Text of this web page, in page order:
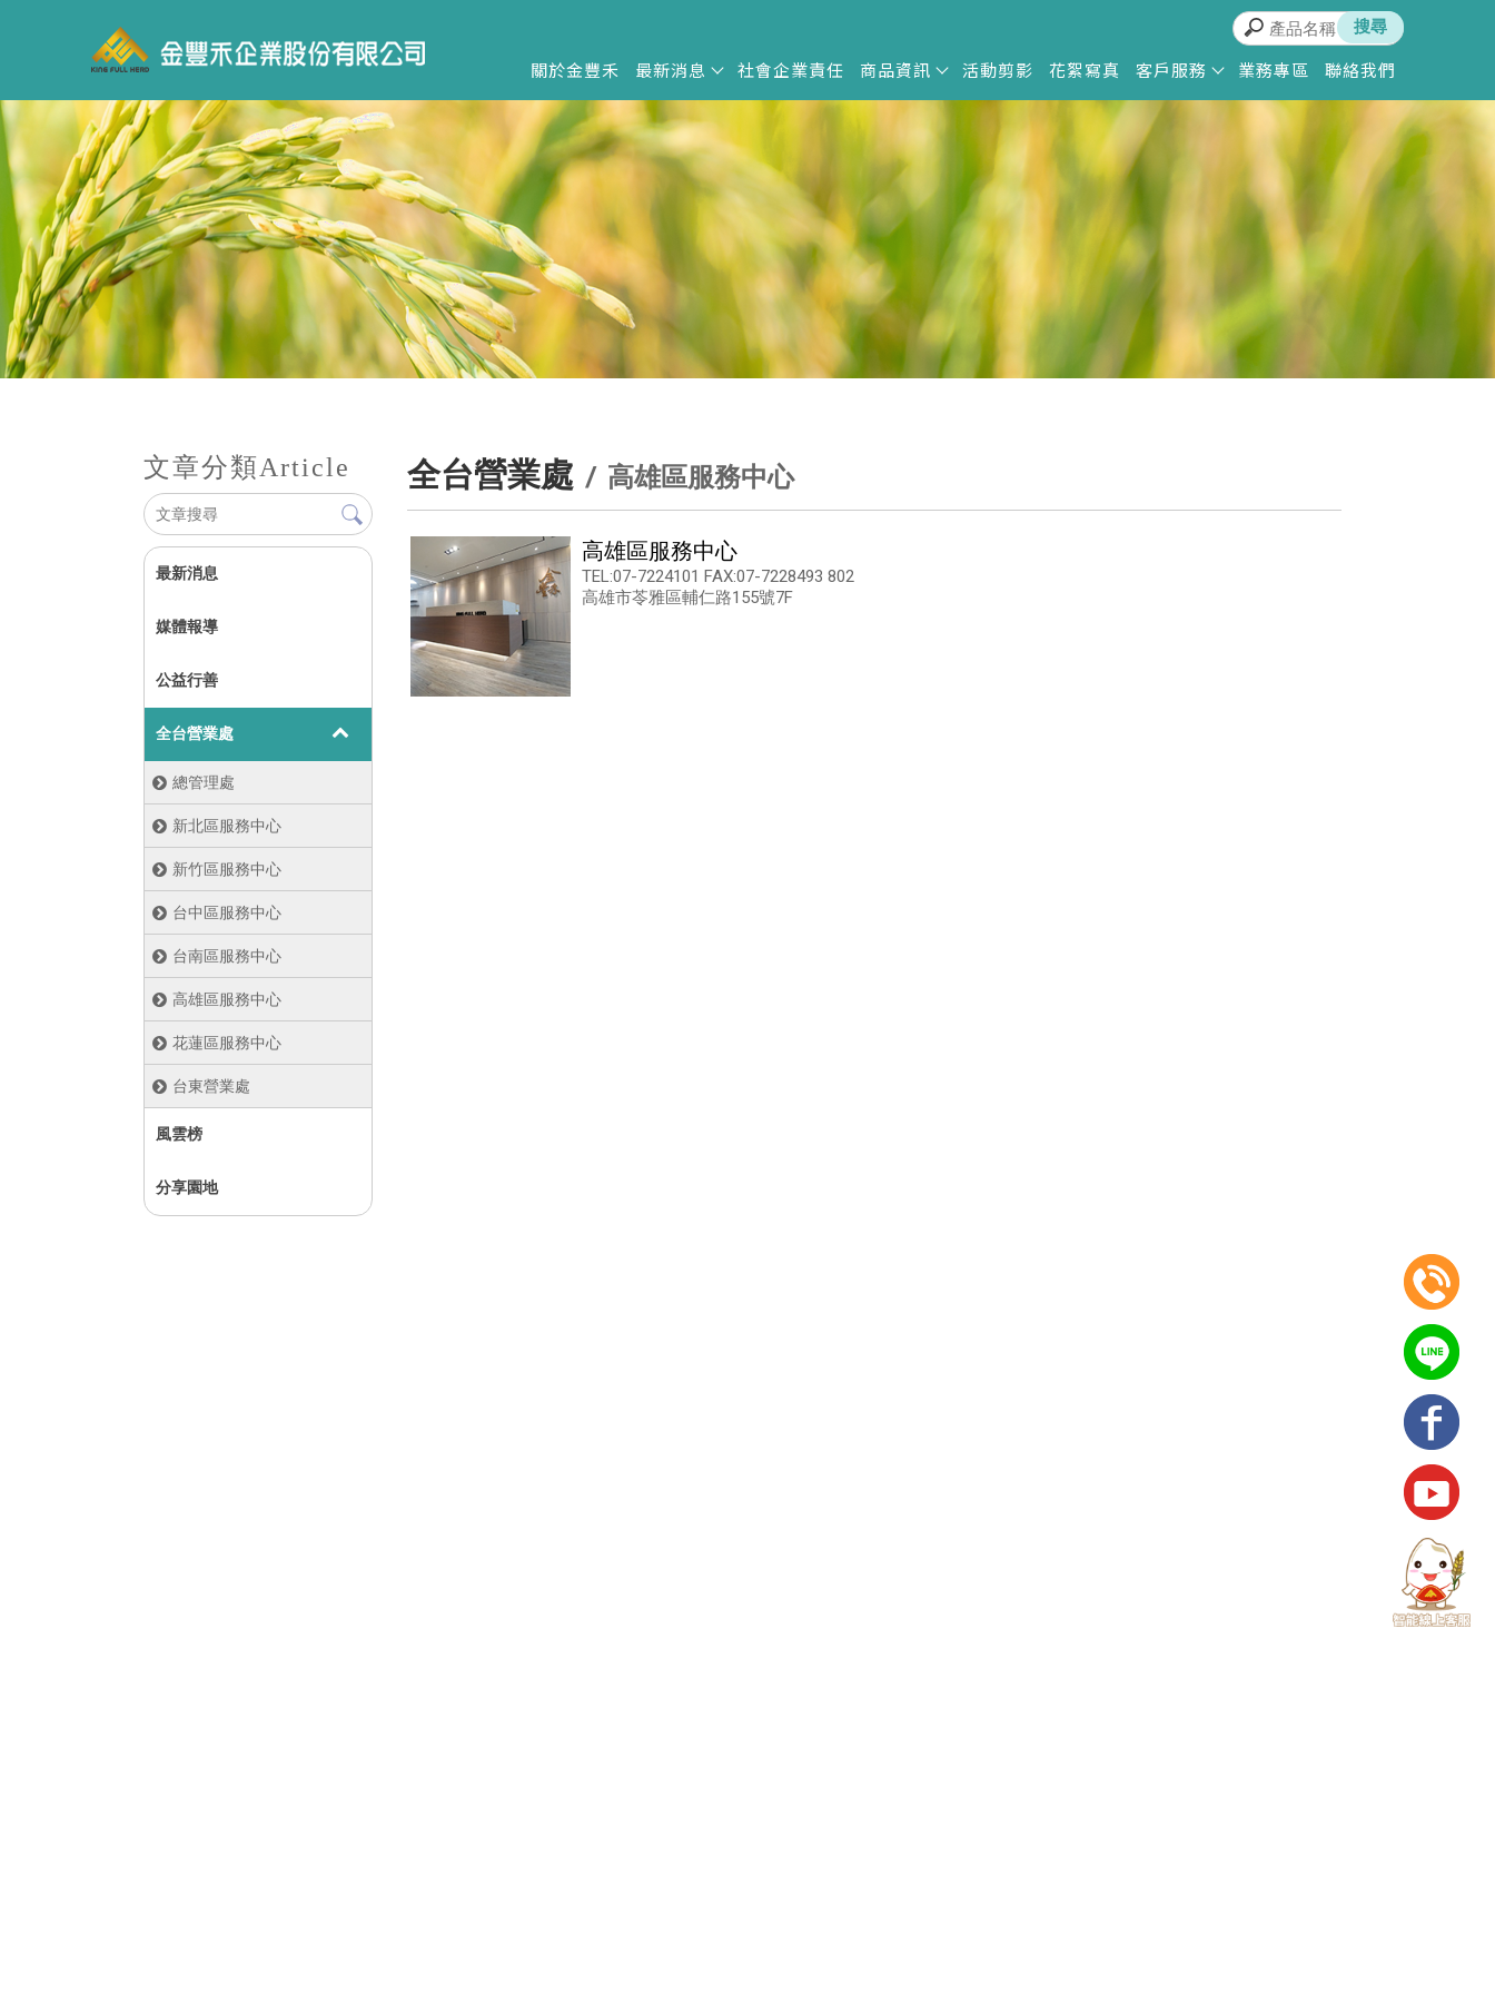
關於金豐禾 最新消息 社會企業責任 商品資訊 活動剪影 花絮寫真 客戶服務 業務專區 聯絡我們
文章分類Article
最新消息
媒體報導
公益行善
全台營業處
總管理處
新北區服務中心
新竹區服務中心
台中區服務中心
台南區服務中心
高雄區服務中心
花蓮區服務中心
台東營業處
風雲榜
分享園地
全台營業處 高雄區服務中心
高雄區服務中心
TEL:07-7224101 FAX:07-7228493 802
高雄市苓雅區輔仁路155號7F